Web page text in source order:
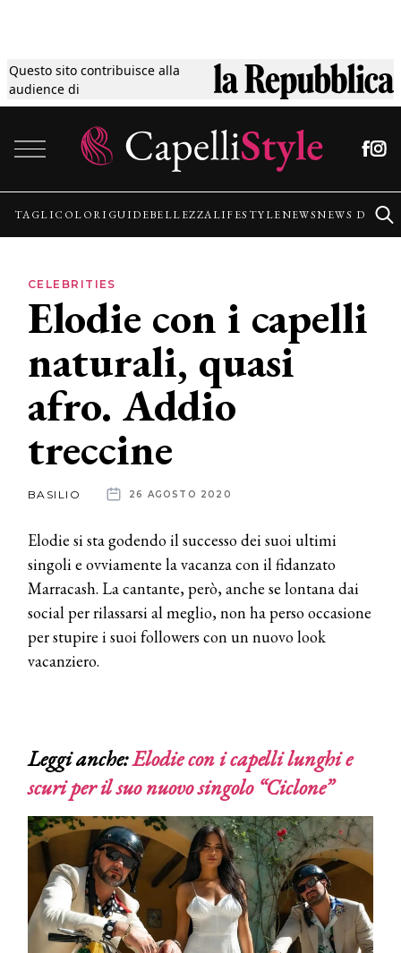
Questo sito contribuisce alla
audience di
Tagli
Colori
Guide
Lifestyle
News
News
TAGLICOLORI GUIDEBELLEZZALIFESTYLENEWSNEWS
CELEBRITIES
Elodie con i capelli
naturali, quasi
afro. Addio
treccine
BASILIO 26 AGOSTO 2020
Elodie si sta godendo il successo dei suoi ultimi
singoli e ovviamente la vacanza con il fidanzato
Marracash. La cantante, però, anche se lontana dai
social per rilassarsi al meglio, non ha perso occasione
per stupire i suoi followers con un nuovo look
vacanziero.
Leggi anche:Elodie con i capelli lunghi e
scuri per il suo nuovo singolo “Ciclone”